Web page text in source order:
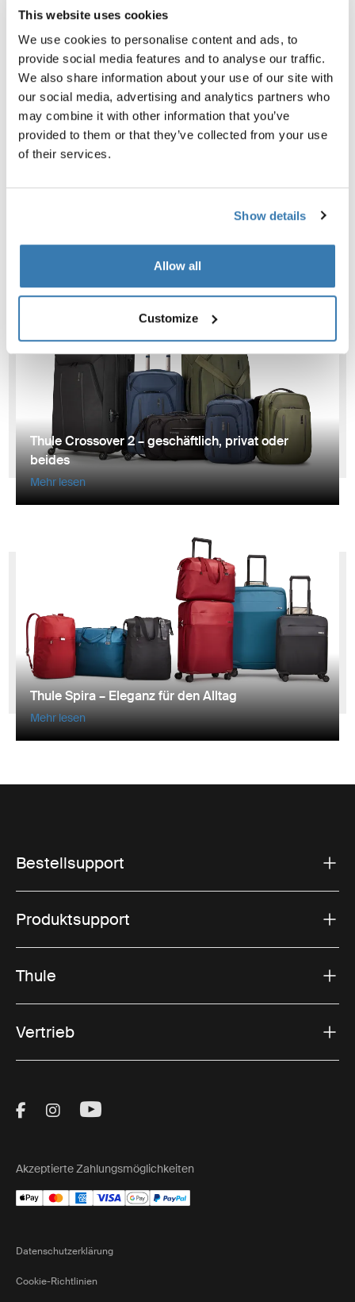
This website uses cookies
We use cookies to personalise content and ads, to
provide social media features and to analyse our traffic.
We also share information about your use of our site with
our social media, advertising and analytics partners who
may combine it with other information that you’ve
provided to them or that they’ve collected from your use
of their services.
Show details
Allow all
Customize
Mehr lesen
Thule RoundTrip – sicher und praktisch
Mehr lesen
Thule Crossover 2 – geschäftlich, privat oder
beides
Mehr lesen
Thule Spira – Eleganz für den Alltag
Mehr lesen
Bestellsupport
Produktsupport
Thule
Vertrieb
Visit Thule on Facebook (external link)
Visit Thule on Instagram (external link)
Visit Thule on Youtube (external
Akzeptierte Zahlungsmöglichkeiten
Datenschutzerklärung
Cookie-Richtlinien